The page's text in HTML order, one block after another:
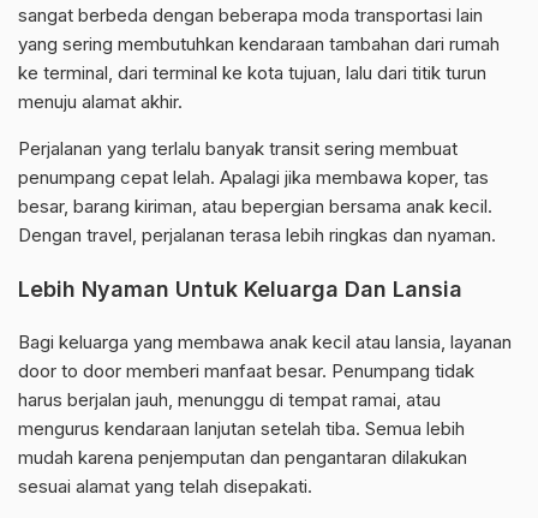
sangat berbeda dengan beberapa moda transportasi lain
yang sering membutuhkan kendaraan tambahan dari rumah
ke terminal, dari terminal ke kota tujuan, lalu dari titik turun
menuju alamat akhir.
Perjalanan yang terlalu banyak transit sering membuat
penumpang cepat lelah. Apalagi jika membawa koper, tas
besar, barang kiriman, atau bepergian bersama anak kecil.
Dengan travel, perjalanan terasa lebih ringkas dan nyaman.
Lebih Nyaman Untuk Keluarga Dan Lansia
Bagi keluarga yang membawa anak kecil atau lansia, layanan
door to door memberi manfaat besar. Penumpang tidak
harus berjalan jauh, menunggu di tempat ramai, atau
mengurus kendaraan lanjutan setelah tiba. Semua lebih
mudah karena penjemputan dan pengantaran dilakukan
sesuai alamat yang telah disepakati.